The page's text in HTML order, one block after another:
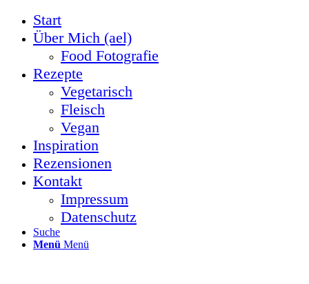
Start
Über Mich (ael)
Food Fotografie
Rezepte
Vegetarisch
Fleisch
Vegan
Inspiration
Rezensionen
Kontakt
Impressum
Datenschutz
Suche
Menü Menü